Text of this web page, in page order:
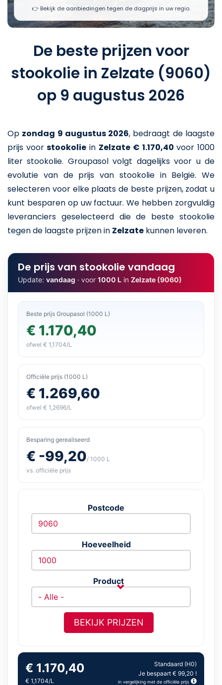
👉 Bekijk de aanbiedingen tegen de dagprijs in uw regio.
De beste prijzen voor
stookolie in Zelzate (9060)
op 9 augustus 2026
Op zondag 9 augustus 2026, bedraagt de laagste
prijs voorstookolie in Zelzate € 1.170,40 voor 1000
liter stookolie. Groupasol volgt dagelijks voor u de
evolutie van de prijs van stookolie in België. We
selecteren voor elke plaats de beste prijzen, zodat u
kunt besparen op uw factuur. We hebben zorgvuldig
leveranciers geselecteerd die de beste stookolie
tegen de laagste prijzen in Zelzate kunnen leveren.
De prijs van stookolie vandaag
Update: vandaag · voor 1000 L in Zelzate (9060)
Beste prijs Groupasol (1000 L)
€ 1.170,40
ofwel € 1,1704/L
Officiële prijs (1000 L)
€ 1.269,60
ofwel € 1,2696/L
Besparing gerealiseerd
€ -99,20/ 1000 L
vs. officiële prijs
Postcode
Hoeveelheid
Product
BEKIJK PRIJZEN
€ 1.170,40
€ 1,1704/L
Standaard (H0)
Je bespaart € 99,20 !
in vergelijking met de officiële prijs